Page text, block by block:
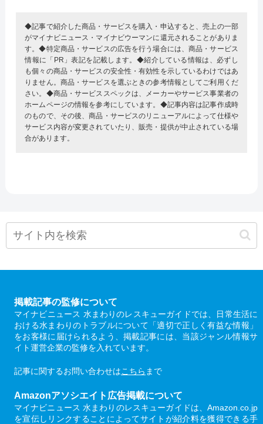
◆記事で紹介した商品・サービスを購入・申込すると、売上の一部
がマイナビニュース・マイナビウーマンに還元されることがありま
す。◆特定商品・サービスの広告を行う場合には、商品・サービス
情報に「PR」表記を記載します。◆紹介している情報は、必ずし
も個々の商品・サービスの安全性・有効性を示しているわけではあ
りません。商品・サービスを選ぶときの参考情報としてご利用くだ
さい。◆商品・サービススペックは、メーカーやサービス事業者の
ホームページの情報を参考にしています。◆記事内容は記事作成時
のもので、その後、商品・サービスのリニューアルによって仕様や
サービス内容が変更されていたり、販売・提供が中止されている場
合があります。
掲載記事の監修について
マイナビニュース 水まわりのレスキューガイドでは、日常生活に
おける水まわりのトラブルについて「適切で正しく有益な情報」
をお客様に届けられるよう、掲載記事には、当該ジャンル情報サ
イト運営企業の監修を入れています。
記事に関するお問い合わせはこちら まで
Amazonアソシエイト広告掲載について
マイナビニュース 水まわりのレスキューガイドは、Amazon.co.jp
を宣伝しリンクすることによってサイトが紹介料を獲得できる手